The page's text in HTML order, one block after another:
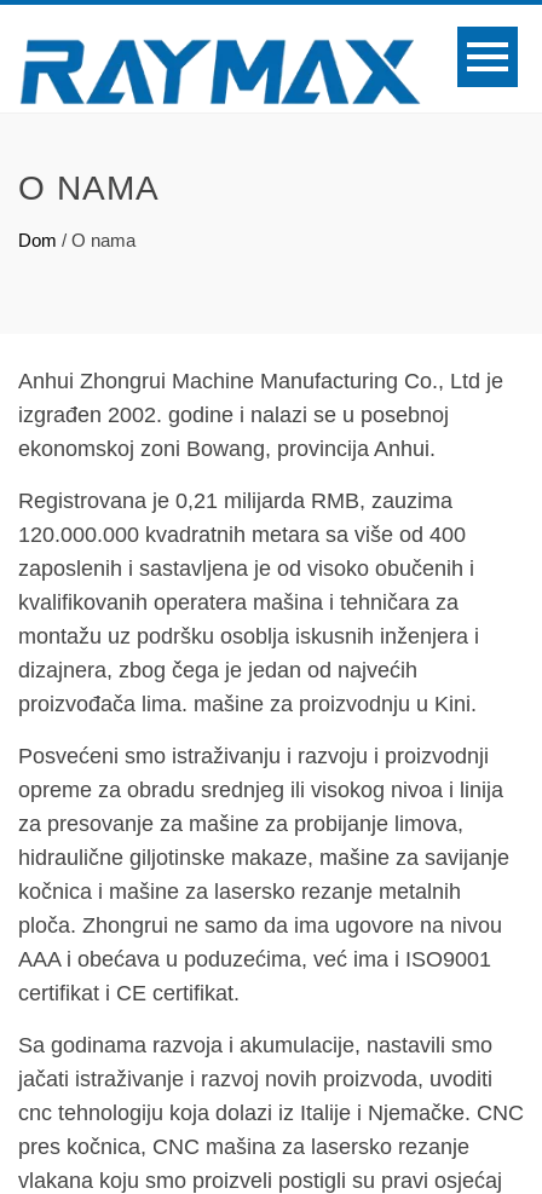
O NAMA
Dom / O nama
Anhui Zhongrui Machine Manufacturing Co., Ltd je
izgrađen 2002. godine i nalazi se u posebnoj
ekonomskoj zoni Bowang, provincija Anhui.
Registrovana je 0,21 milijarda RMB, zauzima
120.000.000 kvadratnih metara sa više od 400
zaposlenih i sastavljena je od visoko obučenih i
kvalifikovanih operatera mašina i tehničara za
montažu uz podršku osoblja iskusnih inženjera i
dizajnera, zbog čega je jedan od najvećih
proizvođača lima. mašine za proizvodnju u Kini.
Posvećeni smo istraživanju i razvoju i proizvodnji
opreme za obradu srednjeg ili visokog nivoa i linija
za presovanje za mašine za probijanje limova,
hidraulične giljotinske makaze, mašine za savijanje
kočnica i mašine za lasersko rezanje metalnih
ploča. Zhongrui ne samo da ima ugovore na nivou
AAA i obećava u poduzećima, već ima i ISO9001
certifikat i CE certifikat.
Sa godinama razvoja i akumulacije, nastavili smo
jačati istraživanje i razvoj novih proizvoda, uvoditi
cnc tehnologiju koja dolazi iz Italije i Njemačke. CNC
pres kočnica, CNC mašina za lasersko rezanje
vlakana koju smo proizveli postigli su pravi osjećaj